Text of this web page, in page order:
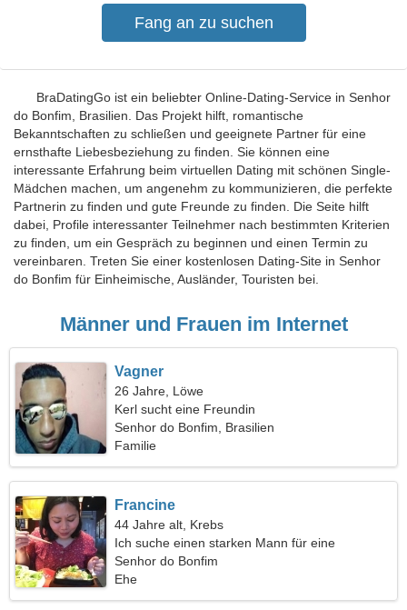
BraDatingGo ist ein beliebter Online-Dating-Service in Senhor
do Bonfim, Brasilien. Das Projekt hilft, romantische
Bekanntschaften zu schließen und geeignete Partner für eine
ernsthafte Liebesbeziehung zu finden. Sie können eine
interessante Erfahrung beim virtuellen Dating mit schönen Single-
Mädchen machen, um angenehm zu kommunizieren, die perfekte
Partnerin zu finden und gute Freunde zu finden. Die Seite hilft
dabei, Profile interessanter Teilnehmer nach bestimmten Kriterien
zu finden, um ein Gespräch zu beginnen und einen Termin zu
vereinbaren. Treten Sie einer kostenlosen Dating-Site in Senhor
do Bonfim für Einheimische, Ausländer, Touristen bei.
Männer und Frauen im Internet
Vagner
26 Jahre, Löwe
Kerl sucht eine Freundin
Senhor do Bonfim, Brasilien
Familie
Francine
44 Jahre alt, Krebs
Ich suche einen starken Mann für eine
gemeinsame Reise
Senhor do Bonfim
Ehe